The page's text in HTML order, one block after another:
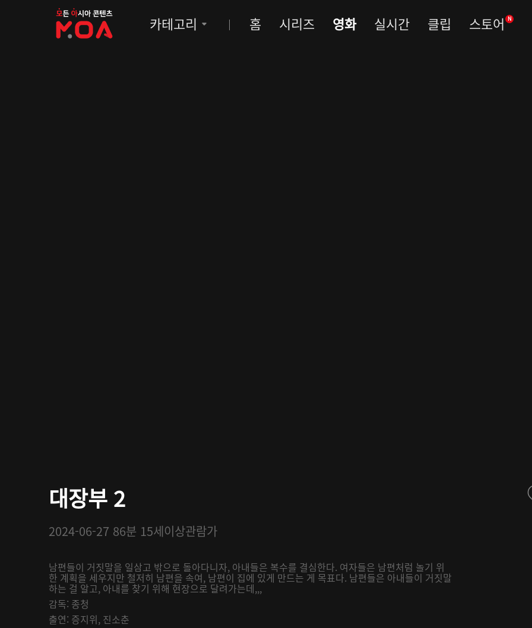
MOA
카테고리 홈 시리즈 영화 실시간 클립 스토어 N
대장부 2
2024-06-27 86분 15세이상관람가
남편들이 거짓말을 일삼고 밖으로 돌아다니자, 아내들은 복수를 결심한다. 여자들은 남편처럼 놀기 위
한 계획을 세우지만 철저히 남편을 속여, 남편이 집에 있게 만드는 게 목표다. 남편들은 아내들이 거짓말
하는 걸 알고, 아내를 찾기 위해 현장으로 달려가는데,,,
감독: 종청
출연: 증지위, 진소춘